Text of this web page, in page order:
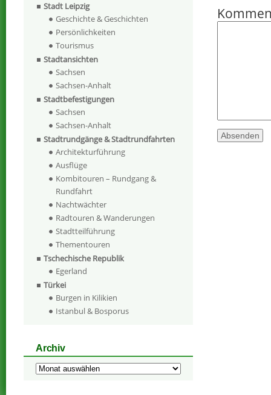
Stadt Leipzig
Geschichte & Geschichten
Persönlichkeiten
Tourismus
Stadtansichten
Sachsen
Sachsen-Anhalt
Stadtbefestigungen
Sachsen
Sachsen-Anhalt
Stadtrundgänge & Stadtrundfahrten
Architekturführung
Ausflüge
Kombitouren – Rundgang &
Rundfahrt
Nachtwächter
Radtouren & Wanderungen
Stadtteilführung
Thementouren
Tschechische Republik
Egerland
Türkei
Burgen in Kilikien
Istanbul & Bosporus
Archiv
Archiv